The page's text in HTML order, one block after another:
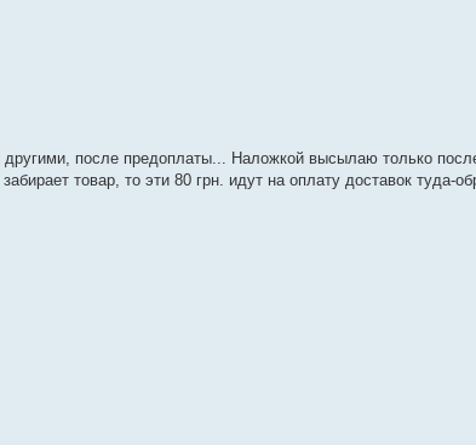
другими, после предоплаты... Наложкой высылаю только
товар, то эти 80 грн. идут на оплату доставок туда-